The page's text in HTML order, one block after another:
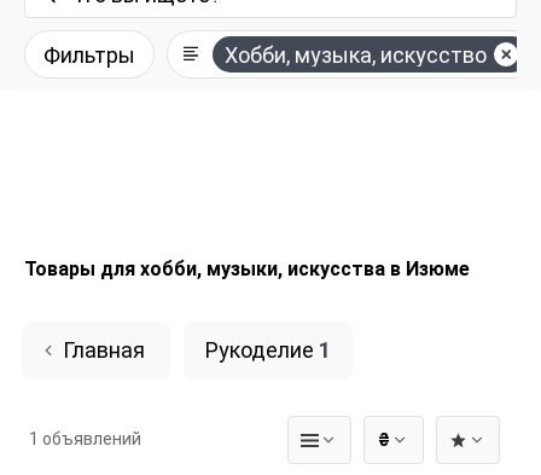
Фильтры Хобби, музыка, искусство
Товары для хобби, музыки, искусства в Изюме
Главная Рукоделие 1
₴
1 объявлений